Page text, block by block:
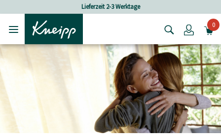
Versandkostenfrei ab 80 CHF Bestellwert
Login0